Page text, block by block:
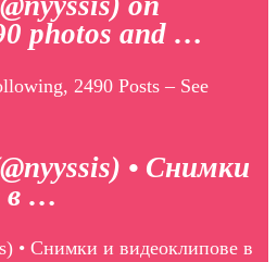
photos and …
2490 Posts – See
• Снимки
в …
• Снимки и видеоклипове в